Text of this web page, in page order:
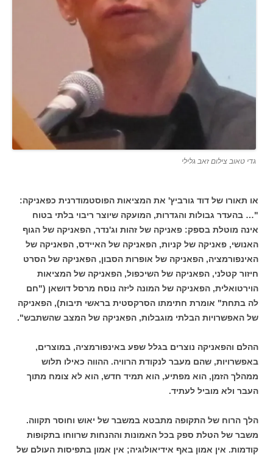
גדי טאוב צילום זאב גלילי
או תאורו של דוד גורביץ' את המציאות הפוסטמודרנית כפאניקה:
"… בהעדר גבולות והגדרות, המועקה שיוצר ריבוי בלתי בטוח
אינה מוטלת בספק: פאניקה של זהות וג'נדר, הפאניקה של הגוף
האנושי, פאניקה של קניות, הפאניקה של האיידס, הפאניקה של
האינפורמציה, הפאניקה של אופרות הסבון, הפאניקה של הסרט
חיזור קטלני, הפאניקה של השיכפול, הפאניקה של המציאות
הוירטואלית, הפאניקה של המונה ליזה נוסח מרסל דושאן ("חם
לה בתחת" אומרת חתימתו הסרקסטית בראשי תיבות), הפאניקה
של האפשרויות הבלתי מוגבלות, הפאניקה של המצב שהשתבש".
ההלם והפאניקה נוצרים בגלל שפע באינפורמציה, במוצרים,
באפשרויות, שהם מעבר לנקודת הרוויה. ההווה כאילו תלוש
ממהלך הזמן, הוא מפתיע, הוא תמיד חדש, הוא לא צומח מתוך
העבר ולא מוביל לעתיד.
הלך הרוח של התקופה מתבטא במשבר של יאוש וחוסר תקווה.
משבר של הטלת ספק בכל האמונות וההנחות שרווחו בתקופות
קודמות. אין אמון באף אידיאולוגיה; אין אמון בתפיסות העולם של